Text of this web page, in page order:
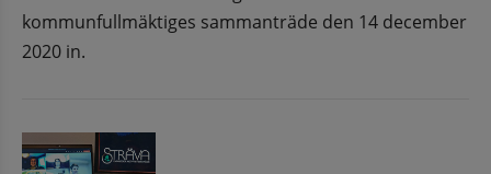
kommunfullmäktiges sammanträde den 14 december
2020 in.